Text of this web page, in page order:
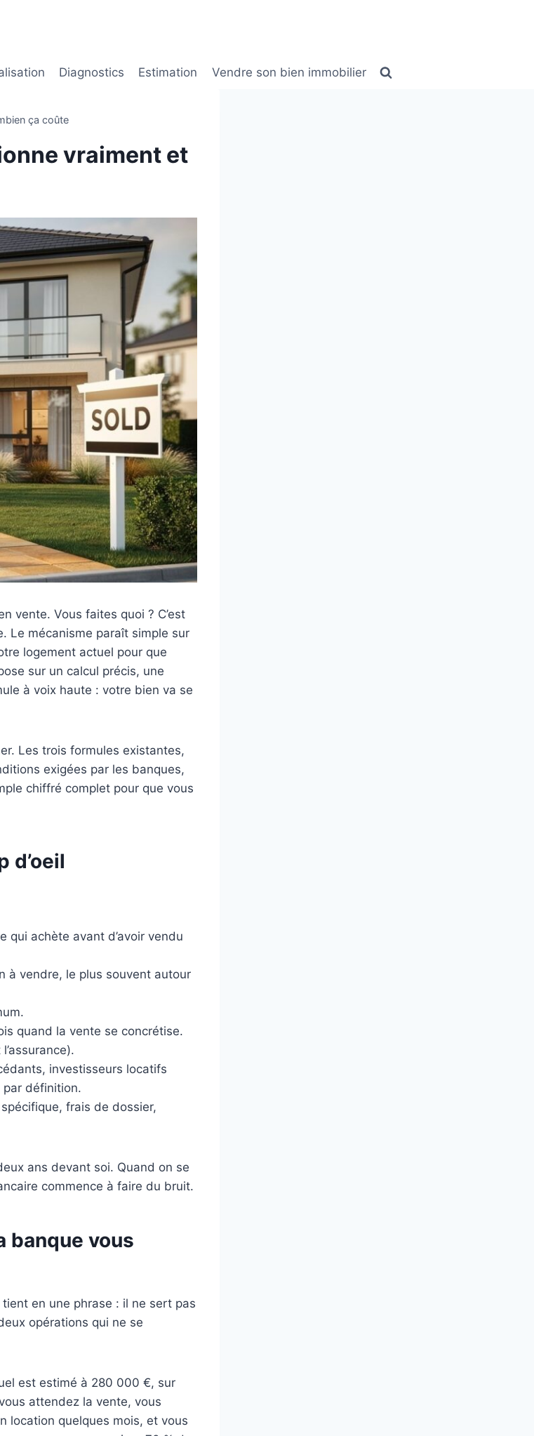
Diagnostics Estimation Vendre son bien immobilier
ça coûte
vraiment et
vente. Vous faites quoi ? C’est
Le mécanisme paraît simple sur
logement actuel pour que
sur un calcul précis, une
à voix haute : votre bien va se
Les trois formules existantes,
exigées par les banques,
chiffré complet pour que vous
d’oeil
qui achète avant d’avoir vendu
à vendre, le plus souvent autour
quand la vente se concrétise.
investisseurs locatifs
par définition.
frais de dossier,
ans devant soi. Quand on se
commence à faire du bruit.
banque vous
en une phrase : il ne sert pas
opérations qui ne se
est estimé à 280 000 €, sur
attendez la vente, vous
location quelques mois, et vous